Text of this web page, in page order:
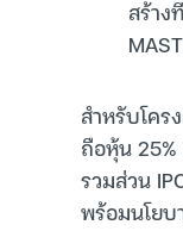
สร้าง
สำหรับโค
ถือหุ้น
รวมส่วน
พร้อมนโยบ